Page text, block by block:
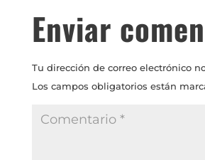
Enviar
Tu dirección de correo electrónico
Los campos obligatorios están